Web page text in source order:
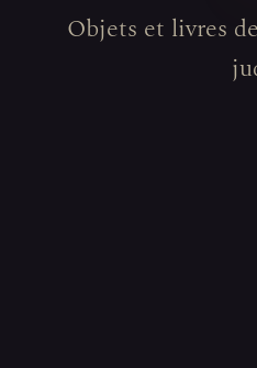
Objets et livres